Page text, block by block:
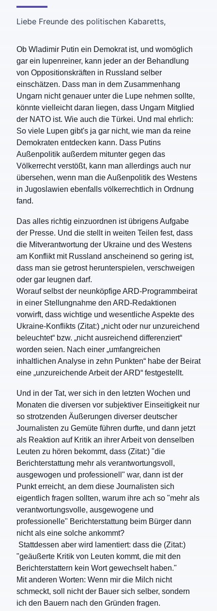
Liebe Freunde des politischen Kabaretts,
Ob Wladimir Putin ein Demokrat ist, und womöglich
gar ein lupenreiner, kann jeder an der Behandlung
von Oppositionskräften in Russland selber
einschätzen. Dass man in dem Zusammenhang
Ungarn nicht genauer unter die Lupe nehmen sollte,
könnte vielleicht daran liegen, dass Ungarn Mitglied
der NATO ist. Wie auch die Türkei. Und mal ehrlich:
So viele Lupen gibt's ja gar nicht, wie man da reine
Demokraten entdecken kann. Dass Putins
Außenpolitik außerdem mitunter gegen das
Völkerrecht verstößt, kann man allerdings auch nur
übersehen, wenn man die Außenpolitik des Westens
in Jugoslawien ebenfalls völkerrechtlich in Ordnung
fand.
Das alles richtig einzuordnen ist übrigens Aufgabe
der Presse. Und die stellt in weiten Teilen fest, dass
die Mitverantwortung der Ukraine und des Westens
am Konflikt mit Russland anscheinend so gering ist,
dass man sie getrost herunterspielen, verschweigen
oder gar leugnen darf.
Worauf selbst der neunköpfige ARD-Programmbeirat
in einer Stellungnahme den ARD-Redaktionen
vorwirft, dass wichtige und wesentliche Aspekte des
Ukraine-Konflikts (Zitat:) „nicht oder nur unzureichend
beleuchtet“ bzw. „nicht ausreichend differenziert“
worden seien. Nach einer „umfangreichen
inhaltlichen Analyse in zehn Punkten“ habe der Beirat
eine „unzureichende Arbeit der ARD“ festgestellt.
Und in der Tat, wer sich in den letzten Wochen und
Monaten die diversen vor subjektiver Einseitigkeit nur
so strotzenden Äußerungen diverser deutscher
Journalisten zu Gemüte führen durfte, und dann jetzt
als Reaktion auf Kritik an ihrer Arbeit von denselben
Leuten zu hören bekommt, dass (Zitat:) "die
Berichterstattung mehr als verantwortungsvoll,
ausgewogen und professionell" war, dann ist der
Punkt erreicht, an dem diese Journalisten sich
eigentlich fragen sollten, warum ihre ach so "mehr als
verantwortungsvolle, ausgewogene und
professionelle" Berichterstattung beim Bürger dann
nicht als eine solche ankommt?
Stattdessen aber wird lamentiert: dass die (Zitat:)
"geäußerte Kritik von Leuten kommt, die mit den
Berichterstattern kein Wort gewechselt haben."
Mit anderen Worten: Wenn mir die Milch nicht
schmeckt, soll nicht der Bauer sich selber, sondern
ich den Bauern nach den Gründen fragen.